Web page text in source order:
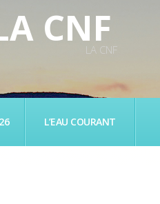
CNF
LA CNF
L’EAU COURANT